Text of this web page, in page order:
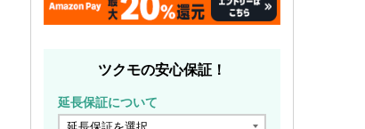
ツクモの安心保証！
延長保証について